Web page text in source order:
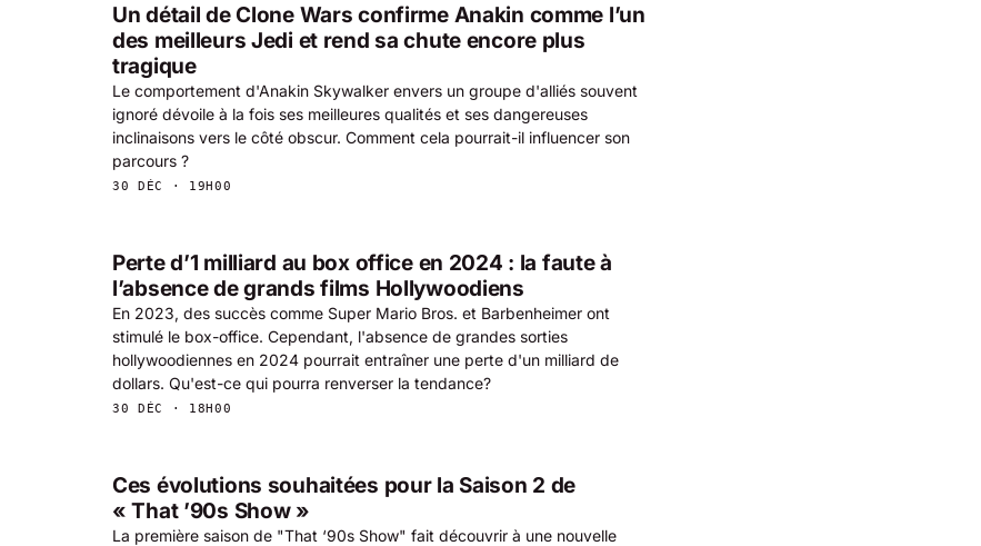
Un détail de Clone Wars confirme Anakin comme l’un
des meilleurs Jedi et rend sa chute encore plus
tragique
Le comportement d'Anakin Skywalker envers un groupe d'alliés souvent
ignoré dévoile à la fois ses meilleures qualités et ses dangereuses
inclinaisons vers le côté obscur. Comment cela pourrait-il influencer son
parcours ?
30 DÉC · 19H00
Perte d’1 milliard au box office en 2024 : la faute à
l’absence de grands films Hollywoodiens
En 2023, des succès comme Super Mario Bros. et Barbenheimer ont
stimulé le box-office. Cependant, l'absence de grandes sorties
hollywoodiennes en 2024 pourrait entraîner une perte d'un milliard de
dollars. Qu'est-ce qui pourra renverser la tendance?
30 DÉC · 18H00
Ces évolutions souhaitées pour la Saison 2 de
« That ’90s Show »
La première saison de "That ‘90s Show" fait découvrir à une nouvelle